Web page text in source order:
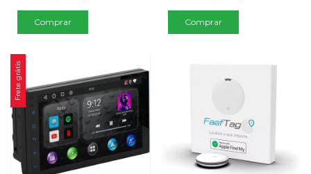
Frete grátis